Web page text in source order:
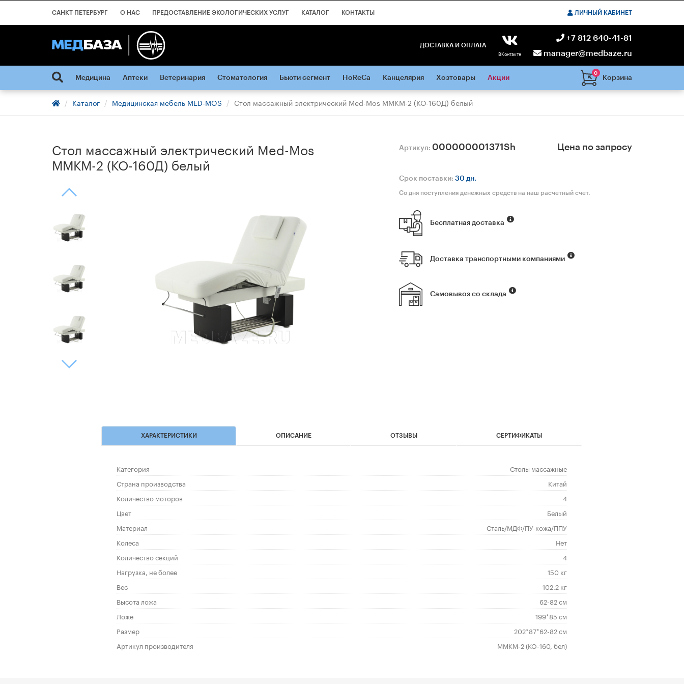
САНКТ-ПЕТЕРБУРГ О НАС ПРЕДОСТАВЛЕНИЕ ЭКОЛОГИЧЕСКИХ УСЛУГ КАТАЛОГ КОНТАКТЫ ЛИЧНЫЙ КАБИНЕТ
ДОСТАВКА И ОПЛАТА
ВКонтакте
+7 812 640-41-81
manager@medbaze.ru
0
Корзина
Медицина Аптеки Ветеринария Стоматология Бьюти сегмент HoReCa Канцелярия Хозтовары Акции
Каталог Медицинская мебель MED-MOS Стол массажный электричеcкий Med-Mos ММКМ-2 (КО-160Д) белый
Стол массажный электричеcкий Med-Mos
ММКМ-2 (КО-160Д) белый
Артикул: 000000001371Sh Цена по запросу
Срок поставки:30 дн.
Со дня поступления денежных средств на наш расчетный счет.
Бесплатная доставка
Доставка транспортными компаниями
Самовывоз со склада
ХАРАКТЕРИСТИКИ ОПИСАНИЕ ОТЗЫВЫ СЕРТИФИКАТЫ
Категория
Столы массажные
Страна производства
Китай
Количество моторов
4
Цвет
Белый
Материал
Сталь/МДФ/ПУ-кожа/ППУ
Колеса
Нет
Количество секций
4
Нагрузка, не более
150 кг
Вес
102.2 кг
Высота ложа
62-82 см
Ложе
199*85 см
Размер
202*87*62-82 см
Артикул производителя
ММКМ-2 (КО-160, бел)